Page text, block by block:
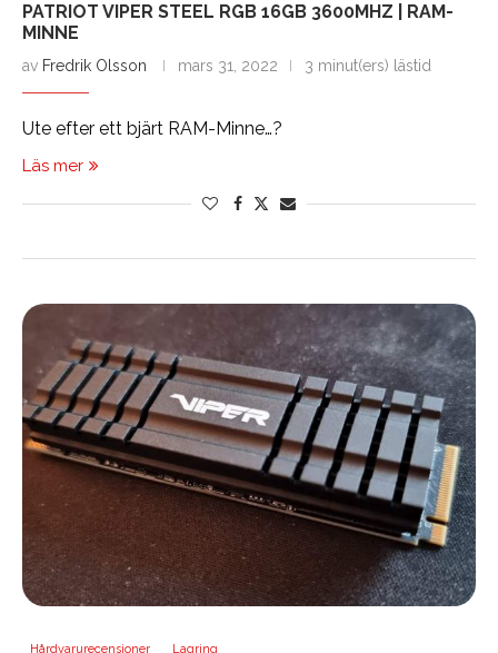
PATRIOT VIPER STEEL RGB 16GB 3600MHZ | RAM-
MINNE
av Fredrik Olsson mars 31, 2022 3 minut(ers) lästid
Ute efter ett bjärt RAM-Minne…?
Läs mer
Hårdvarurecensioner Lagring